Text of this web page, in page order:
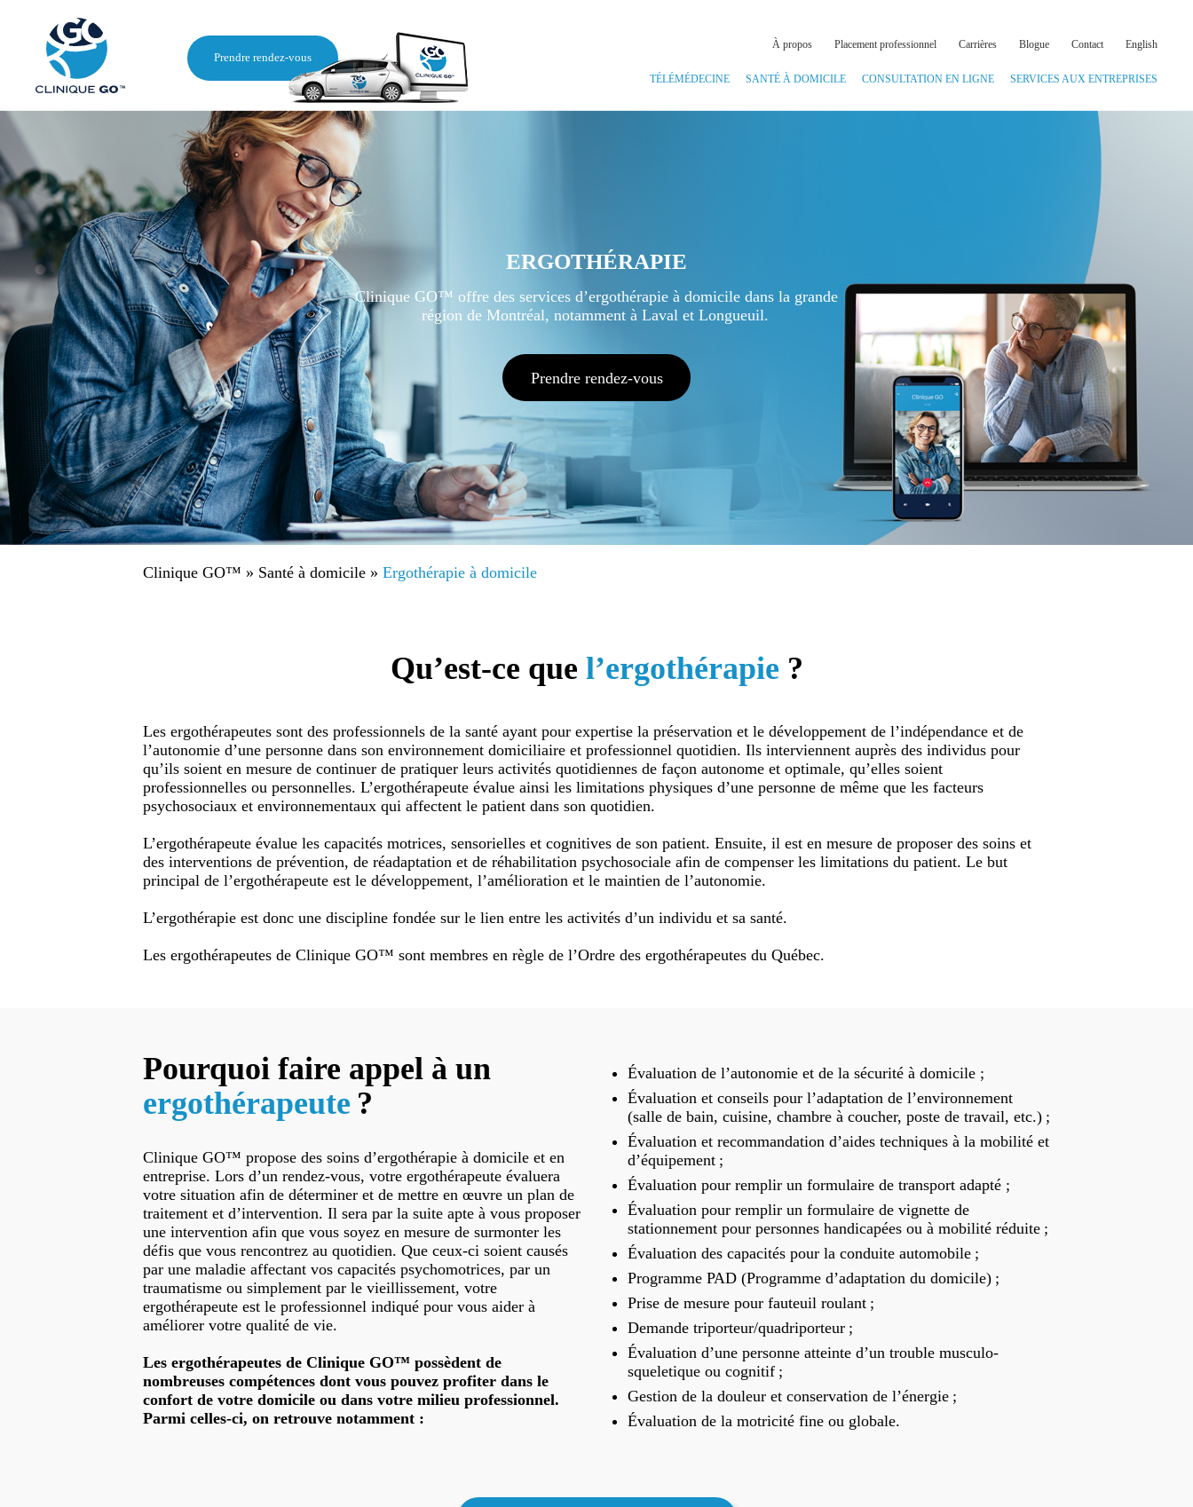
Prendre rendez-vous
À propos Placement professionnel Carrières Blogue Contact English
TÉLÉMÉDECINE SANTÉ À DOMICILE CONSULTATION EN LIGNE SERVICES AUX ENTREPRISES
ERGOTHÉRAPIE
Clinique GO™ offre des services d’ergothérapie à domicile dans la grande
région de Montréal, notamment à Laval et Longueuil.
Prendre rendez-vous
Clinique GO™ » Santé à domicile » Ergothérapie à domicile
Qu’est-ce que l’ergothérapie ?
Les ergothérapeutes sont des professionnels de la santé ayant pour expertise la préservation et le développement de l’indépendance et de
l’autonomie d’une personne dans son environnement domiciliaire et professionnel quotidien. Ils interviennent auprès des individus pour
qu’ils soient en mesure de continuer de pratiquer leurs activités quotidiennes de façon autonome et optimale, qu’elles soient
professionnelles ou personnelles. L’ergothérapeute évalue ainsi les limitations physiques d’une personne de même que les facteurs
psychosociaux et environnementaux qui affectent le patient dans son quotidien.
L’ergothérapeute évalue les capacités motrices, sensorielles et cognitives de son patient. Ensuite, il est en mesure de proposer des soins et
des interventions de prévention, de réadaptation et de réhabilitation psychosociale afin de compenser les limitations du patient. Le but
principal de l’ergothérapeute est le développement, l’amélioration et le maintien de l’autonomie.
L’ergothérapie est donc une discipline fondée sur le lien entre les activités d’un individu et sa santé.
Les ergothérapeutes de Clinique GO™ sont membres en règle de l’Ordre des ergothérapeutes du Québec.
Pourquoi faire appel à un
ergothérapeute ?
Clinique GO™ propose des soins d’ergothérapie à domicile et en
entreprise. Lors d’un rendez-vous, votre ergothérapeute évaluera
votre situation afin de déterminer et de mettre en œuvre un plan de
traitement et d’intervention. Il sera par la suite apte à vous proposer
une intervention afin que vous soyez en mesure de surmonter les
défis que vous rencontrez au quotidien. Que ceux-ci soient causés
par une maladie affectant vos capacités psychomotrices, par un
traumatisme ou simplement par le vieillissement, votre
ergothérapeute est le professionnel indiqué pour vous aider à
améliorer votre qualité de vie.
Les ergothérapeutes de Clinique GO™ possèdent de
nombreuses compétences dont vous pouvez profiter dans le
confort de votre domicile ou dans votre milieu professionnel.
Parmi celles-ci, on retrouve notamment :
Évaluation de l’autonomie et de la sécurité à domicile ;
Évaluation et conseils pour l’adaptation de l’environnement
(salle de bain, cuisine, chambre à coucher, poste de travail, etc.) ;
Évaluation et recommandation d’aides techniques à la mobilité et
d’équipement ;
Évaluation pour remplir un formulaire de transport adapté ;
Évaluation pour remplir un formulaire de vignette de
stationnement pour personnes handicapées ou à mobilité réduite ;
Évaluation des capacités pour la conduite automobile ;
Programme PAD (Programme d’adaptation du domicile) ;
Prise de mesure pour fauteuil roulant ;
Demande triporteur/quadriporteur ;
Évaluation d’une personne atteinte d’un trouble musculo-
squeletique ou cognitif ;
Gestion de la douleur et conservation de l’énergie ;
Évaluation de la motricité fine ou globale.